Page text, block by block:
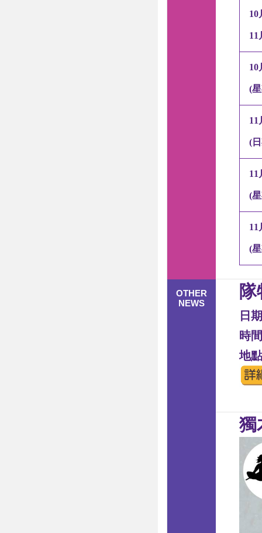
10
11
10
(
11
(
11
(
11
(
OTHER
NEWS
日
時
地
獨